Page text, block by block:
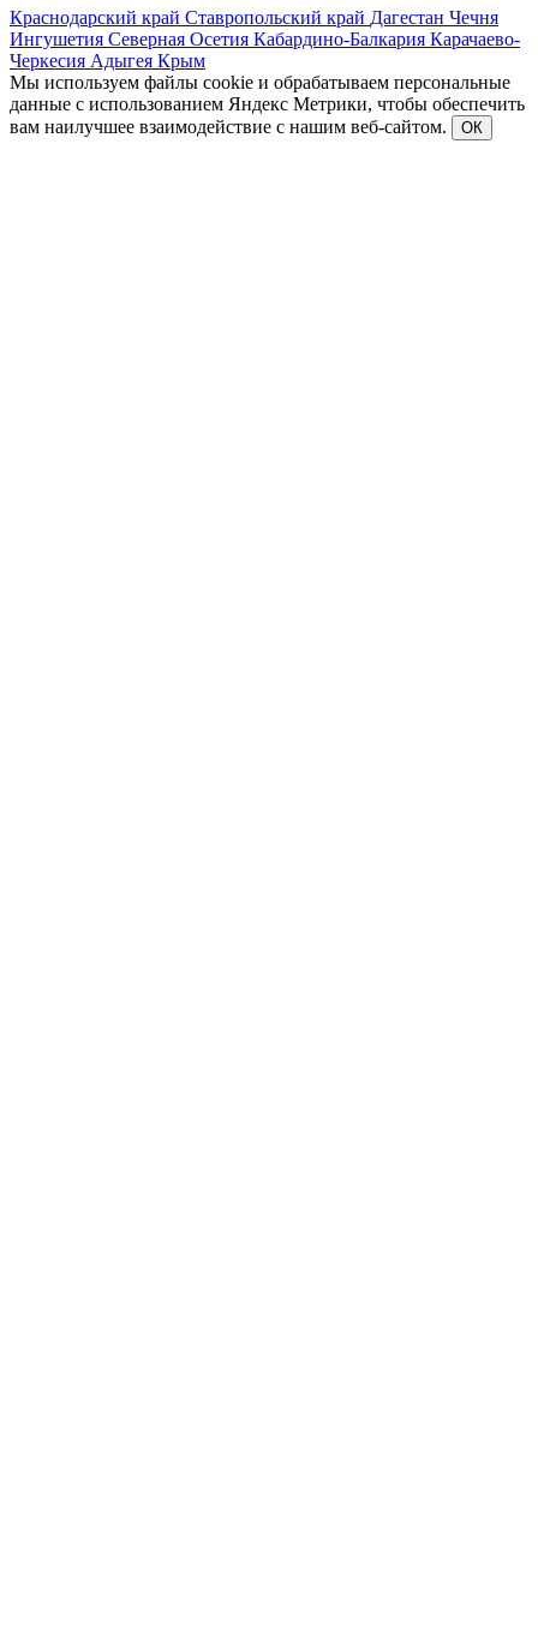
Краснодарский край Ставропольский край Дагестан Чечня
Ингушетия Северная Осетия Кабардино-Балкария Карачаево-
Черкесия Адыгея Крым
Мы используем файлы cookie и обрабатываем персональные
данные с использованием Яндекс Метрики, чтобы обеспечить
вам наилучшее взаимодействие с нашим веб-сайтом.
ОК